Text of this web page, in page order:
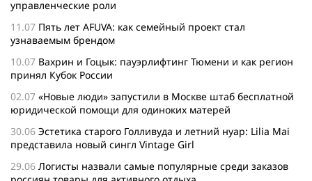
управленческие роли
11.07 Пять лет AFUVA: как семейный проект стал
узнаваемым брендом
10.07 Вахрин и Гоцык: пауэрлифтинг Тюмени и как регион
принял Кубок России
02.07 «Новые люди» запустили в Москве штаб бесплатной
юридической помощи для одиноких матерей
30.06 Эстетика старого Голливуда и летний нуар: Lilia Mai
представила новый сингл Vintage Girl
29.06 Логисты назвали самые популярные среди заказов